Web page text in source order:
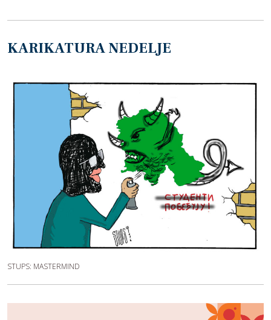
KARIKATURA NEDELJE
STUPS: MASTERMIND